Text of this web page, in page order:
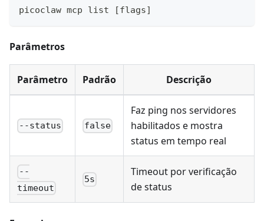
picoclaw mcp list [flags]
Parâmetros
Parâmetro Padrão Descrição
--status false
Faz ping nos servidores
habilitados e mostra
status em tempo real
--
timeout
5s
Timeout por verificação
de status